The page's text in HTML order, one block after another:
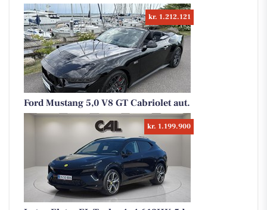
kr. 1.212.121
Ford Mustang 5,0 V8 GT Cabriolet aut.
kr. 1.199.900